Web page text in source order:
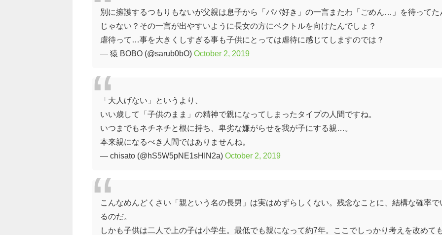
別に擁護するつもりもないが父親は息子から「パパ好き」の一言またわ「ごめん…」を待ってた
じゃない？その一言が出やすいように長女の方にベクトルを向けたんでしょ？
虐待って…事を大きくしすぎる事も子供にとっては虐待に感じてしますのでは？
— 猿 BOBO (@sarub0bO) October 2, 2019
「大人げない」というより、
いい歳して「子供のまま」の精神で親になってしまったタイプの人間ですね。
いつまでもネチネチと根に持ち、卑劣な嫌がらせを我が子にする親…。
本来親になるべき人間ではありませんね。
— chisato (@hS5W5pNE1sHIN2a) October 2, 2019
こんなめんどくさい「親という名の長男」は実はめずらしくない。残念なことに、結構な確率で
るのだ。
しかも子供は二人で上の子は小学生。最低でも親になって約7年。ここでしっかり考えを改めて